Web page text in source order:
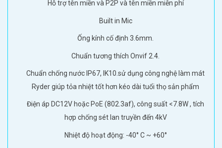
Hỗ trợ tên miền và P2P và tên miền miễn phí
Built in Mic
Ống kính cố định 3.6mm.
Chuẩn tương thích Onvif 2.4.
Chuẩn chống nước IP67, IK10.sử dụng công nghệ làm mát
Ryder giúp tỏa nhiệt tốt hơn kéo dài tuổi thọ sản phẩm
Điện áp DC12V hoặc PoE (802.3af), công suất <7.8W , tích
hợp chống sét lan truyền đến 4kV
Nhiệt độ hoạt động: -40° C ~ +60°